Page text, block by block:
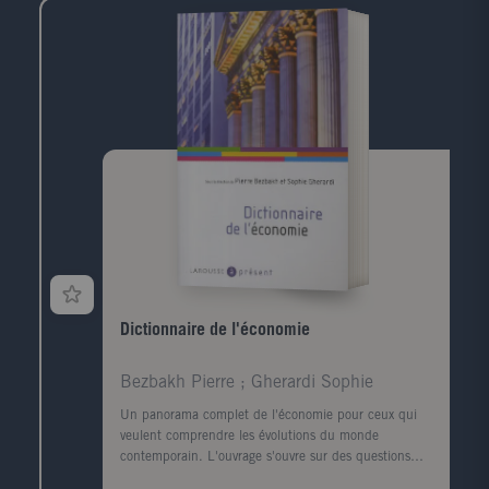
Dictionnaire de l'économie
Bezbakh Pierre ; Gherardi Sophie
Un panorama complet de l'économie pour ceux qui
veulent comprendre les évolutions du monde
contemporain. L'ouvrage s'ouvre sur des questions